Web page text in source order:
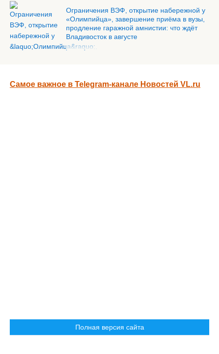
Ограничения ВЭФ, открытие набережной у
«Олимпийца», завершение приёма в вузы,
продление гаражной амнистии: что ждёт
Владивосток в августе
Самое важное в Telegram-канале Новостей VL.ru
Полная версия сайта